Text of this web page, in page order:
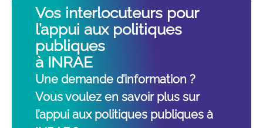
Vos interlocuteurs pour
l’appui aux politiques
publiques
à INRAE
Une demande d’information ?
Vous voulez en savoir plus sur
l’appui aux politiques publiques à